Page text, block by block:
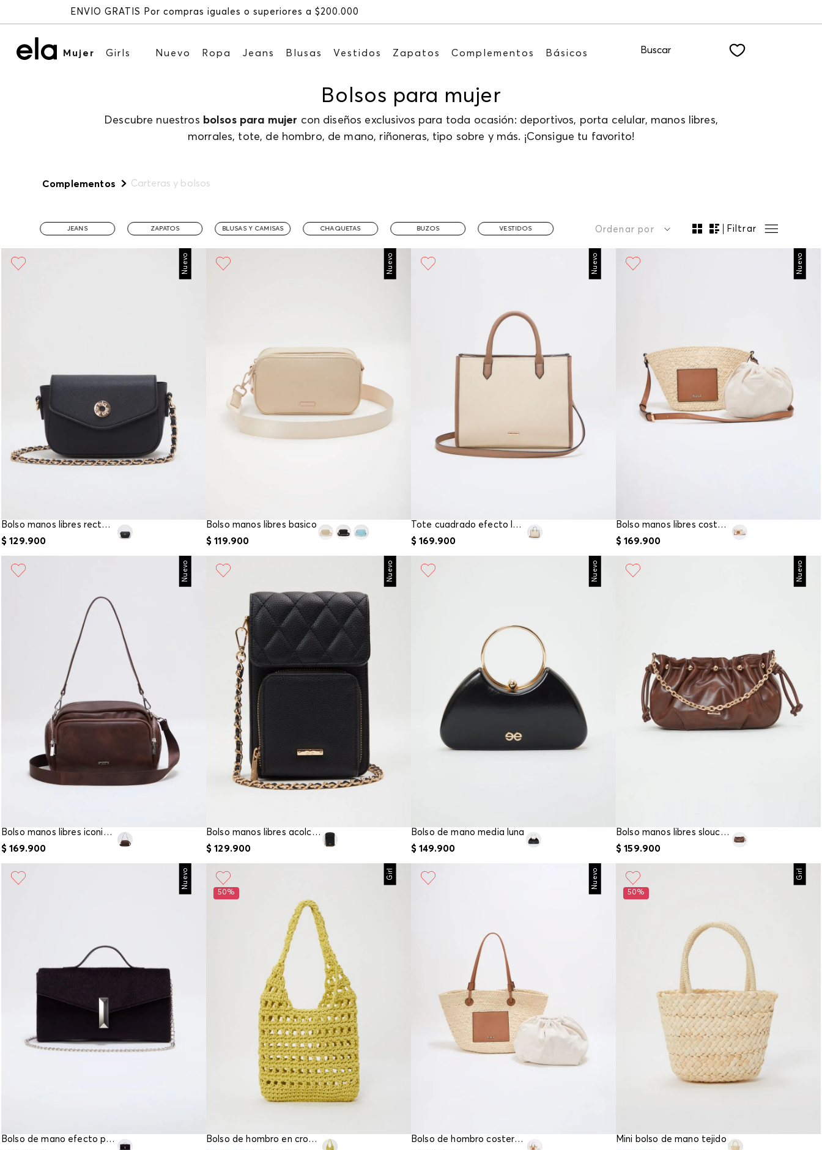
Recibe: 15%OFF suscribiéndote a nuestro NEWSLETTER
Mujer Girls Nuevo Ropa Jeans Blusas Vestidos Zapatos Complementos Básicos Buscar
Bolsos para mujer
Descubre nuestros bolsos para mujer con diseños exclusivos para toda ocasión: deportivos, porta celular, manos libres,
morrales, tote, de hombro, de mano, riñoneras, tipo sobre y más. ¡Consigue tu favorito!
Complementos Carteras y bolsos
JEANS ZAPATOS BLUSAS Y CAMISAS CHAQUETAS BUZOS VESTIDOS Ordenar por Filtrar
Nuevo
Bolso manos libres rectangular
$ 129.900
Nuevo
Bolso manos libres basico
$ 119.900
Nuevo
Tote cuadrado efecto lona
$ 169.900
Nuevo
Bolso manos libres costero
$ 169.900
Nuevo
Bolso manos libres iconic ela
$ 169.900
Nuevo
Bolso manos libres acolchado pequeño
$ 129.900
Nuevo
Bolso de mano media luna
$ 149.900
Nuevo
Bolso manos libres slouchy con esferas
$ 159.900
Nuevo
Bolso de mano efecto pelo
Girl
50%
Bolso de hombro en crochet
Nuevo
Bolso de hombro costero lona interno
Girl
50%
Mini bolso de mano tejido